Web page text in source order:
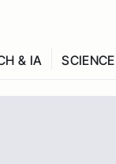
& IA SCIENCE